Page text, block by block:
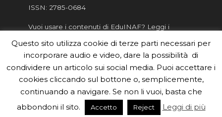
ISSN: 2785-0684
Vuoi usare i contenuti di EduINAF? Leggi i
Informativa sulla Privacy
Informatva sui Cookie
Per la rubrica de l'Astronomo risponde, per
inviarci le tue foto o i tuoi contributi, scrivici a
redazione.edu [chiocciola] inaf.it oppure
il form
Questo sito utilizza cookie di terze parti necessari per
incorporare audio e video, dare la possibilità di
condividere un articolo sui social media. Puoi accettare i
cookies cliccando sul bottone o, semplicemente,
continuando a navigare. Se non li vuoi, basta che
abbondoni il sito.
Accetto Reject Leggi di più